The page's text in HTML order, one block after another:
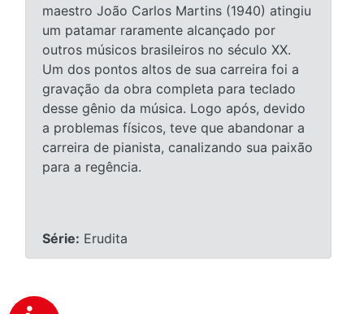
maestro João Carlos Martins (1940) atingiu
um patamar raramente alcançado por
outros músicos brasileiros no século XX.
Um dos pontos altos de sua carreira foi a
gravação da obra completa para teclado
desse gênio da música. Logo após, devido
a problemas físicos, teve que abandonar a
carreira de pianista, canalizando sua paixão
para a regência.
Série: Erudita